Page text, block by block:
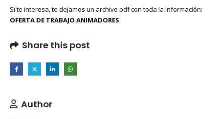
Si te interesa, te dejamos un archivo pdf con toda la información:
OFERTA DE TRABAJO ANIMADORES.
Share this post
Author